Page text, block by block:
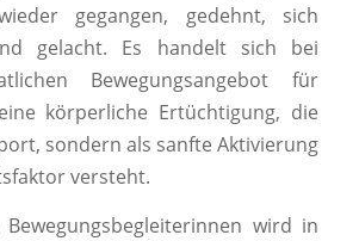
gegangen, gedehnt, sich
gelacht. Es handelt sich bei
Bewegungsangebot für
körperliche Ertüchtigung, die
sondern als sanfte Aktivierung
versteht.
wird in